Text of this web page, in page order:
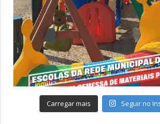
Carregar mais Seguir no